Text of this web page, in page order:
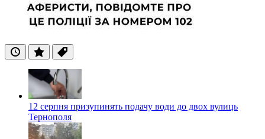
ОстанніПопулярні
Теги
12 серпня призупинять подачу води до двох вулиць
Тернополя